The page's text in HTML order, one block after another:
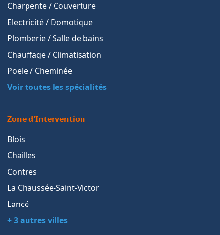
Charpente / Couverture
Electricité / Domotique
Plomberie / Salle de bains
Chauffage / Climatisation
Poele / Cheminée
Voir toutes les spécialités
Zone d'Intervention
Blois
Chailles
Contres
La Chaussée-Saint-Victor
Lancé
+ 3 autres villes